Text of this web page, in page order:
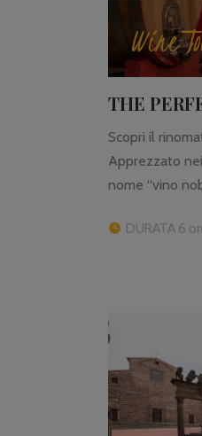
Wine
THE
Scopri il
Apprezzato
nome “vino
DURATA 6